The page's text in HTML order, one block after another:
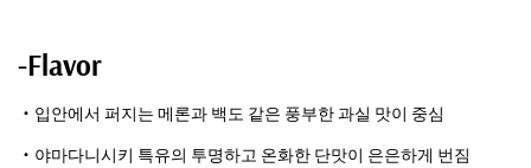
-Flavor
・입안에서 퍼지는 메론과 백도 같은 풍부한 과실 맛이 중심
・야마다니시키 특유의 투명하고 온화한 단맛이 은은하게 번짐